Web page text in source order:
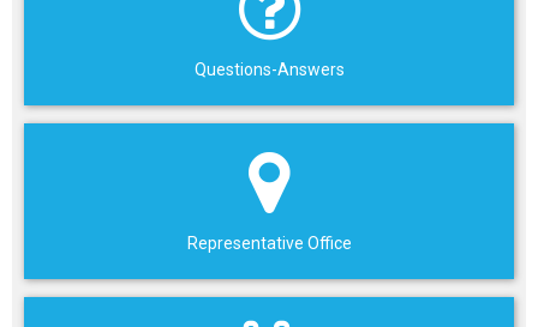
Questions-Answers
Representative Office